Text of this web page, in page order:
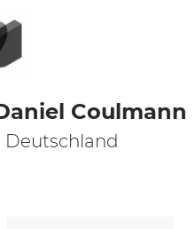
Coulmann
Deutschland